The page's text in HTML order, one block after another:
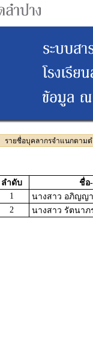
รายชื่อบุคลากรจำแนกตาม
ลำดับ
ชื่อ
1
นางสาว อภิญญ
2
นางสาว รัตนา